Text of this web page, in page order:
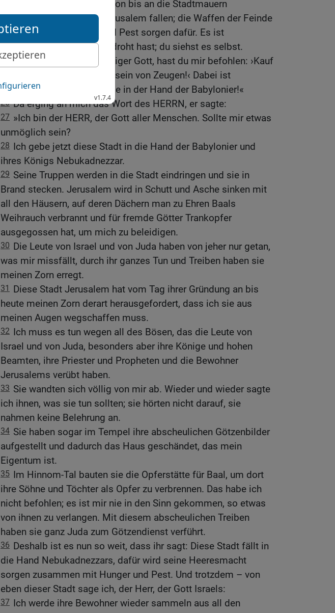
erstürmen wollen, sind schon bis an die Stadtmauern
vorgetrieben. Bald wird Jerusalem fallen; die Waffen der Feinde
zusammen mit Hunger und Pest sorgen dafür. Es ist
eingetroffen, was du angedroht hast; du siehst es selbst.
25 Und doch, HERR, mächtiger Gott, hast du mir befohlen: ›Kauf
dir den Acker! Tu es im Beisein von Zeugen!‹ Dabei ist
Jerusalem schon so gut wie in der Hand der Babylonier!«
26 Da erging an mich das Wort des HERRN, er sagte:
27 »Ich bin der HERR, der Gott aller Menschen. Sollte mir etwas
unmöglich sein?
28 Ich gebe jetzt diese Stadt in die Hand der Babylonier und
ihres Königs Nebukadnezzar.
29 Seine Truppen werden in die Stadt eindringen und sie in
Brand stecken. Jerusalem wird in Schutt und Asche sinken mit
all den Häusern, auf deren Dächern man zu Ehren Baals
Weihrauch verbrannt und für fremde Götter Trankopfer
ausgegossen hat, um mich zu beleidigen.
30 Die Leute von Israel und von Juda haben von jeher nur getan,
was mir missfällt, durch ihr ganzes Tun und Treiben haben sie
meinen Zorn erregt.
31
Diese Stadt Jerusalem hat vom Tag ihrer Gründung an bis
heute meinen Zorn derart herausgefordert, dass ich sie aus
meinen Augen wegschaffen muss.
32 Ich muss es tun wegen all des Bösen, das die Leute von
Israel und von Juda, besonders aber ihre Könige und hohen
Beamten, ihre Priester und Propheten und die Bewohner
Jerusalems verübt haben.
33 Sie wandten sich völlig von mir ab. Wieder und wieder sagte
ich ihnen, was sie tun sollten; sie hörten nicht darauf, sie
nahmen keine Belehrung an.
34 Sie haben sogar im Tempel ihre abscheulichen Götzenbilder
aufgestellt und dadurch das Haus geschändet, das mein
Eigentum ist.
35 Im Hinnom-Tal bauten sie die Opferstätte für Baal, um dort
ihre Söhne und Töchter als Opfer zu verbrennen. Das habe ich
nicht befohlen; es ist mir nie in den Sinn gekommen, so etwas
von ihnen zu verlangen. Mit diesem abscheulichen Treiben
haben sie ganz Juda zum Götzendienst verführt.
36 Deshalb ist es nun so weit, dass ihr sagt: Diese Stadt fällt in
die Hand Nebukadnezzars, dafür wird seine Heeresmacht
sorgen zusammen mit Hunger und Pest. Und trotzdem – von
eben dieser Stadt sage ich, der Herr, der Gott Israels:
37 Ich werde ihre Bewohner wieder sammeln aus all den